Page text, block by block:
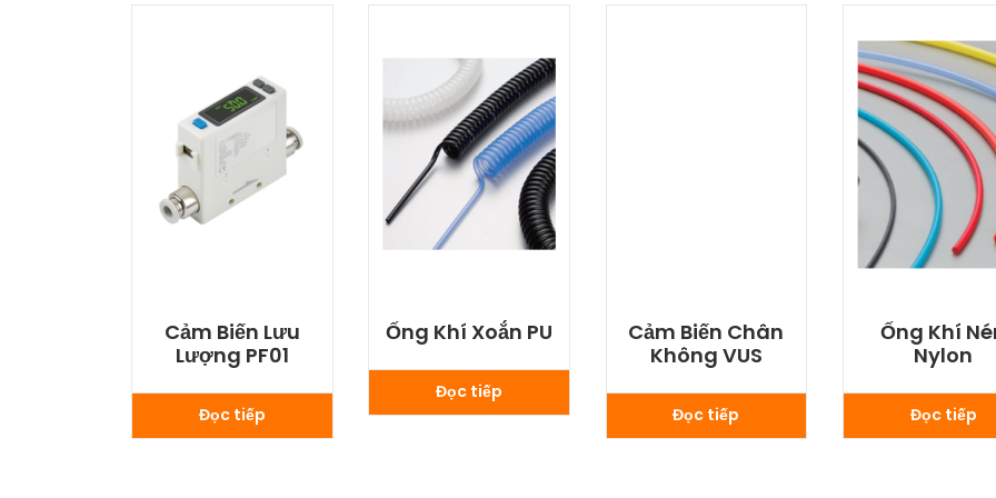
Cảm Biến Lưu
Lượng PF01
Đọc tiếp
Ống Khí Xoắn PU
Đọc tiếp
Cảm Biến Chân
Không VUS
Đọc tiếp
Ống Khí
Nylon
Đọc tiếp